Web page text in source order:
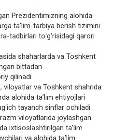
Prezidentimizning alohida
taʼlim-tarbiya berish tizimini
tadbirlari toʻgʻrisidagi qarori
shaharlarda va Toshkent
bittadan
qilinadi.
viloyatlar va Toshkent shahrida
alohida taʼlim ehtiyojlari
tayanch sinflar ochiladi.
viloyatlarida joylashgan
ixtisoslashtirilgan taʼlim
va alohida taʼlim